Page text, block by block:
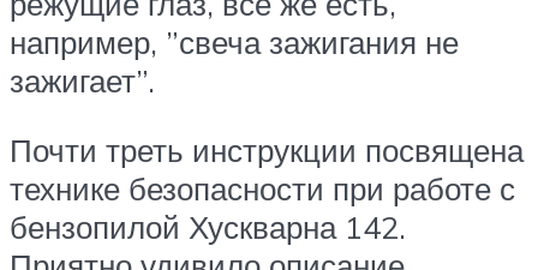
например, ”свеча зажигания не
зажигает”.
Почти треть инструкции посвящена
технике безопасности при работе с
бензопилой Хускварна 142.